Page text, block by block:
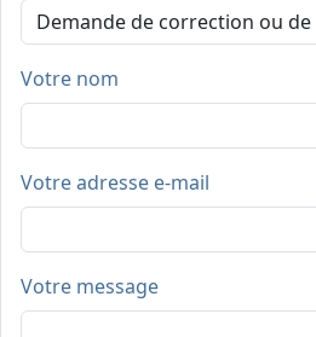
Votre nom
Votre adresse e-mail
Votre message